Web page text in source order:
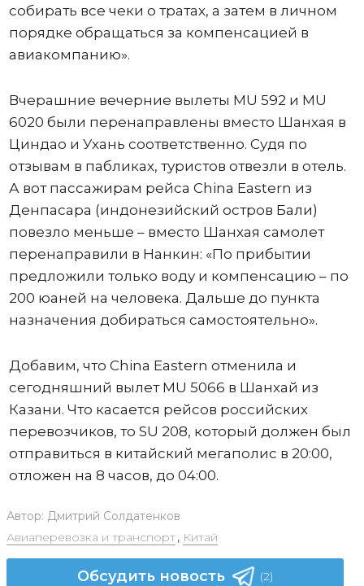
собирать все чеки о тратах, а затем в личном
порядке обращаться за компенсацией в
авиакомпанию».
Вчерашние вечерние вылеты MU 592 и MU
6020 были перенаправлены вместо Шанхая в
Циндао и Ухань соответственно. Судя по
отзывам в пабликах, туристов отвезли в отель.
А вот пассажирам рейса China Eastern из
Денпасара (индонезийский остров Бали)
повезло меньше – вместо Шанхая самолет
перенаправили в Нанкин: «По прибытии
предложили только воду и компенсацию – по
200 юаней на человека. Дальше до пункта
назначения добираться самостоятельно».
Добавим, что China Eastern отменила и
сегодняшний вылет MU 5066 в Шанхай из
Казани. Что касается рейсов российских
перевозчиков, то SU 208, который должен был
отправиться в китайский мегаполис в 20:00,
отложен на 8 часов, до 04:00.
Автор: Дмитрий Солдатенков
Авиаперевозка и транспорт, Китай
Обсудить новость (2)